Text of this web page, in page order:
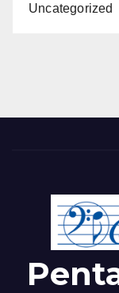
Uncategorized